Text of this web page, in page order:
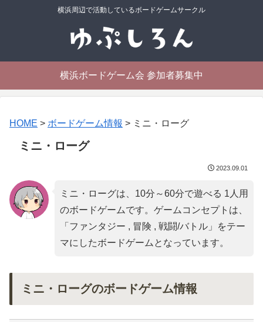
横浜周辺で活動しているボードゲームサークル
横浜ボードゲーム会 参加者募集中
HOME > ボードゲーム情報 > ミニ・ローグ
ミニ・ローグ
2023.09.01
ミニ・ローグは、10分～60分で遊べる 1人用
のボードゲームです。ゲームコンセプトは、
「 ファンタジー , 冒険 , 戦闘/バトル」をテー
マにしたボードゲームとなっています。
ミニ・ローグのボードゲーム情報